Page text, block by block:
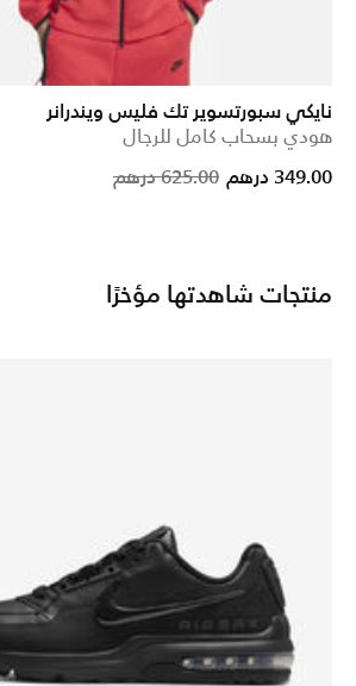
نايكي سبورتسوير تك فليس ويندرانر
هودي بسحاب كامل للرجال
Price reduced from
625.00 درهم to 349.00 درهم
منتجات شاهدتها مؤخرًا